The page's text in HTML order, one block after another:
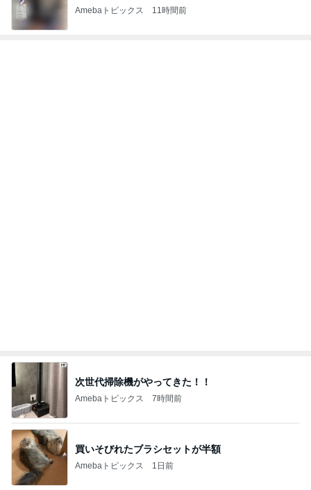
Amebaトピックス 11時間前
次世代掃除機がやってきた！！
Amebaトピックス 7時間前
買いそびれたブラシセットが半額
Amebaトピックス 1日前